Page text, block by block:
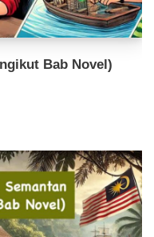
Bab Novel)